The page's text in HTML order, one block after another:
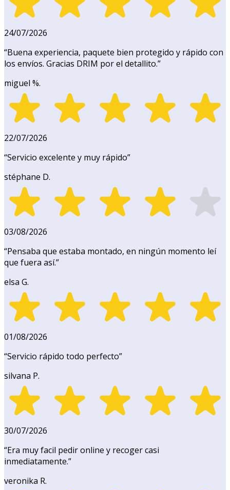
24/07/2026
“Buena experiencia, paquete bien protegido y rápido con
los envíos. Gracias DRIM por el detallito.”
miguel %.
22/07/2026
“Servicio excelente y muy rápido”
stéphane D.
03/08/2026
“Pensaba que estaba montado, en ningún momento leí
que fuera así.”
elsa G.
01/08/2026
“Servicio rápido todo perfecto”
silvana P.
30/07/2026
“Era muy facil pedir online y recoger casi
inmediatamente.”
veronika R.